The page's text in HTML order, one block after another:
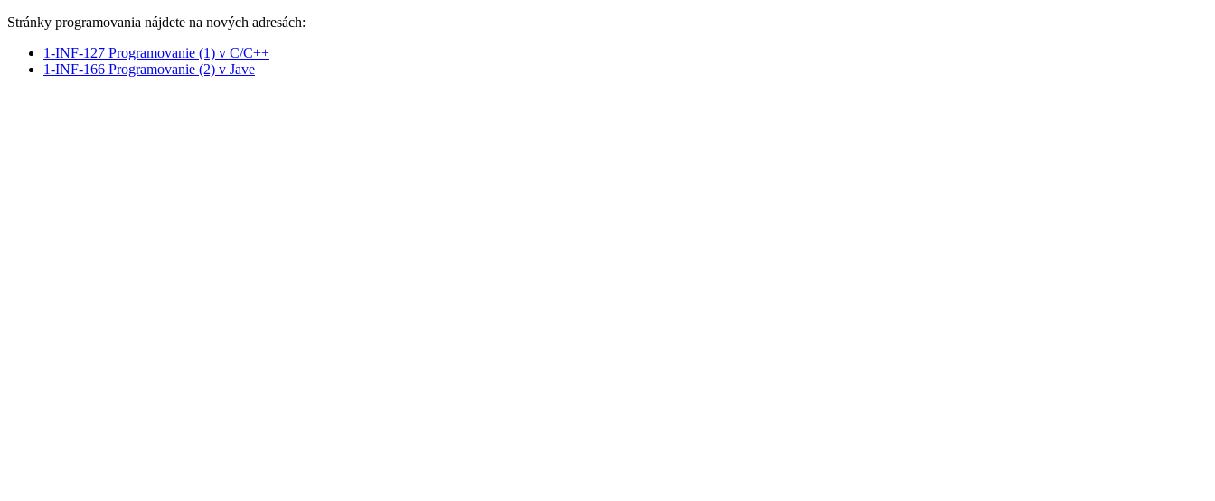
Stránky programovania nájdete na nových adresách:
1-INF-127 Programovanie (1) v C/C++
1-INF-166 Programovanie (2) v Jave